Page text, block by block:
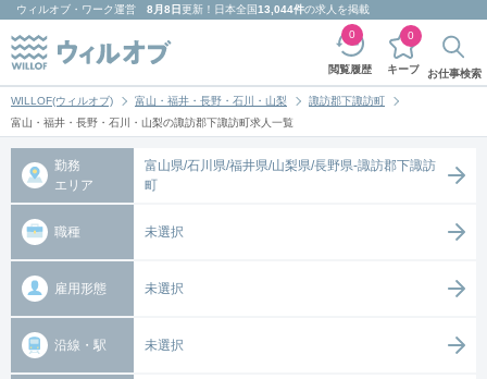
ウィルオブ・ワーク運営 8月8日更新！日本全国13,044件の求人を掲載
閲覧履歴
0
キープ
0
お仕事検索
WILLOF(ウィルオブ) 富山・福井・長野・石川・山梨
諏訪郡下諏訪町
富山・福井・長野・石川・山梨の諏訪郡下諏訪町求人一覧
勤務
エリア
富山県/石川県/福井県/山梨県/長野県-諏訪郡下諏訪
町
職種 未選択
雇用形態 未選択
沿線・駅 未選択